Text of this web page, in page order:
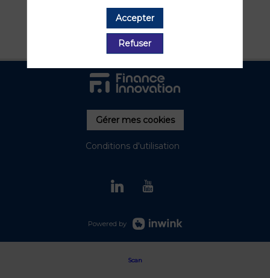
Effacer tous les filtres
Gérer mes cookies
Conditions d'utilisation
Powered by
Scan
Accepter
Refuser